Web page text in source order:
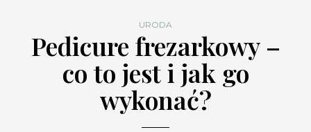
URODA
Pedicure frezarkowy –
co to jest i jak go
wykonać?